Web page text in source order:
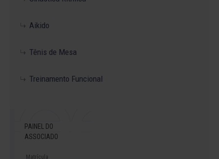
Aikido
Tênis de Mesa
Treinamento Funcional
PAINEL DO
ASSOCIADO